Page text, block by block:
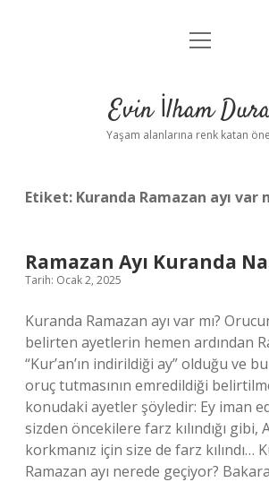
Anasayfa
Yasal Uyarı
menüyü
Evin İlham
Yaşam alanlarına renk katan
Etiket: Kuranda Ramazan ayı var
Ramazan Ayı Kuranda
Tarih: Ocak 2, 2025
Kuranda Ramazan ayı var mı?
belirten ayetlerin hemen ardından
“Kur’an’ın indirildiği ay” olduğu ve
oruç tutmasının emredildiği
konudaki ayetler şöyledir: Ey iman
sizden öncekilere farz kılındığı gibi,
korkmanız için size de farz kılındı…
Ramazan ayı nerede geçiyor?